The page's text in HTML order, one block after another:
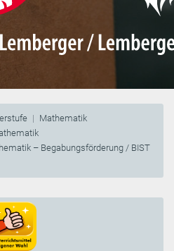
Mathematik
– Begabungsförderung / BIST